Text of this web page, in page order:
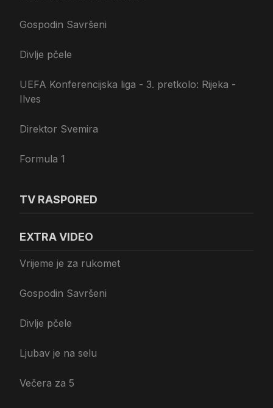
Gospodin Savršeni
Divlje pčele
UEFA Konferencijska liga - 3. pretkolo: Rijeka -
Ilves
Direktor Svemira
Formula 1
TV RASPORED
EXTRA VIDEO
Vrijeme je za rukomet
Gospodin Savršeni
Divlje pčele
Ljubav je na selu
Večera za 5